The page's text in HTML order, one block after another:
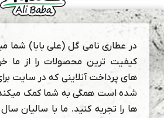
در عطاری نامی گل (علی بابا) شما
کیفیت ترین محصولات را از ما
های پرداخت آنلاینی که در سایت
شده است همگی به شما کمک میکند
ها را تجربه کنید. ما با سالیان